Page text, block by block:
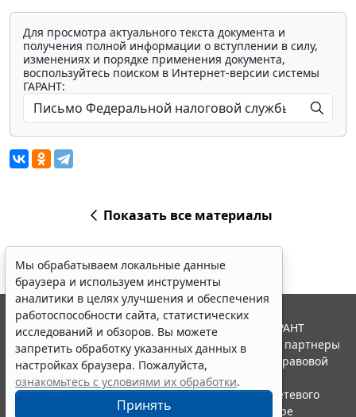
Для просмотра актуального текста документа и
получения полной информации о вступлении в силу,
изменениях и порядке применения документа,
воспользуйтесь поиском в Интернет-версии системы
ГАРАНТ:
Показать все материалы
Мы обрабатываем локальные данные
браузера и используем инструменты
аналитики в целях улучшения и обеспечения
работоспособности сайта, статистических
исследований и обзоров. Вы можете
запретить обработку указанных данных в
настройках браузера. Пожалуйста,
ознакомьтесь с условиями их обработки.
Принять
© ООО "НПП "ГАРАНТ-СЕРВИС", 2026. Система ГАРАНТ
выпускается с 1990 года. Компания "Гарант" и ее партнеры
являются участниками Российской ассоциации правовой
информации ГАРАНТ.
Портал ГАРАНТ.РУ зарегистрирован в качестве сетевого
издания Федеральной службой по надзору в сфере